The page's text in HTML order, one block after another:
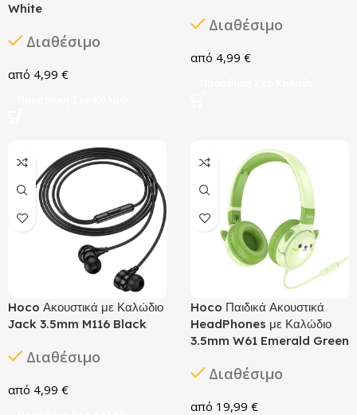
White
Διαθέσιμο
4,99 €
Διαθέσιμο
4,99 €
Hoco Ακουστικά με Καλώδιο
Jack 3.5mm M116 Black
Διαθέσιμο
4,99 €
Hoco Παιδικά Ακουστικά
HeadPhones με Καλώδιο
3.5mm W61 Emerald Green
Διαθέσιμο
19,99 €